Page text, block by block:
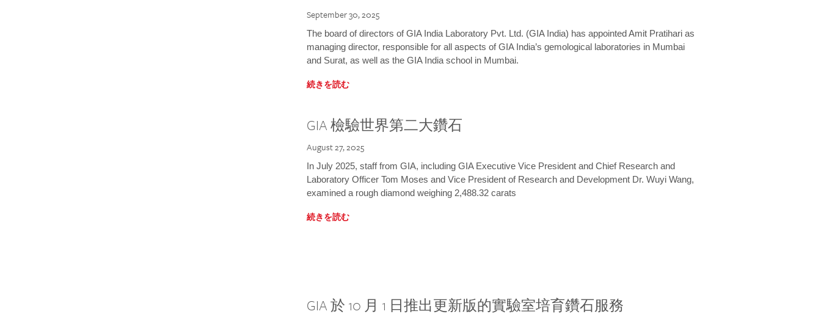
September 30, 2025
The board of directors of GIA India Laboratory Pvt. Ltd. (GIA India) has appointed Amit Pratihari as
managing director, responsible for all aspects of GIA India’s gemological laboratories in Mumbai
and Surat, as well as the GIA India school in Mumbai.
続きを読む
GIA 檢驗世界第二大鑽石
August 27, 2025
In July 2025, staff from GIA, including GIA Executive Vice President and Chief Research and
Laboratory Officer Tom Moses and Vice President of Research and Development Dr. Wuyi Wang,
examined a rough diamond weighing 2,488.32 carats
続きを読む
GIA 於 10 月 1 日推出更新版的實驗室培育鑽石服務